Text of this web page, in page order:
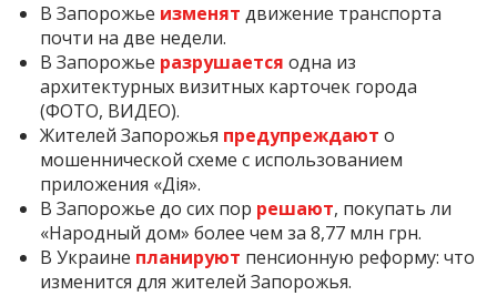
В Запорожье изменят движение транспорта
почти на две недели.
В Запорожье разрушается одна из
архитектурных визитных карточек города
(ФОТО, ВИДЕО).
Жителей Запорожья предупреждают о
мошеннической схеме с использованием
приложения «Дія».
В Запорожье до сих пор решают, покупать ли
«Народный дом» более чем за 8,77 млн грн.
В Украине планируют пенсионную реформу: что
изменится для жителей Запорожья.